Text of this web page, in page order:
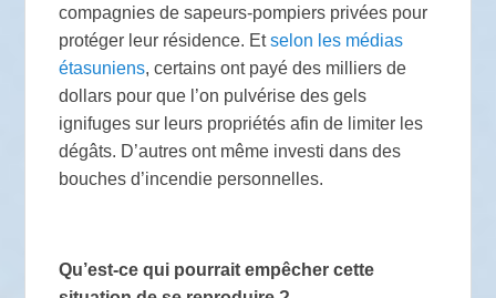
compagnies de sapeurs-pompiers privées pour
protéger leur résidence. Etselon les médias
étasuniens, certains ont payé des milliers de
dollars pour que l’on pulvérise des gels
ignifuges sur leurs propriétés afin de limiter les
dégâts. D’autres ont même investi dans des
bouches d’incendie personnelles.
Qu’est-ce qui pourrait empêcher cette